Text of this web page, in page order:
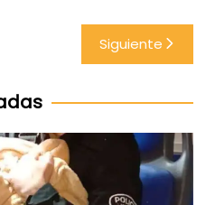
Siguiente